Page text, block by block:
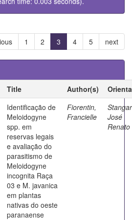
1 2 3 4 5 next
Title Author(s)
Identificação de
Meloidogyne
spp. em
reservas legais
e avaliação do
parasitismo de
Meloidogyne
incognita Raça
03 e M. javanica
em plantas
nativas do oeste
paranaense
Fiorentin,
Francielle
José
Renato